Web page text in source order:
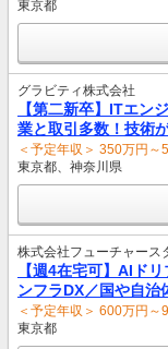
東京都
グラビティ株式会社
【第二新卒】ITエン
業と取引多数！技術
＜予定年収＞ 350万円～
東京都、神奈川県
株式会社フューチャース
【週4在宅可】AIド
ンフラDX／国や自治
＜予定年収＞ 600万円～
東京都